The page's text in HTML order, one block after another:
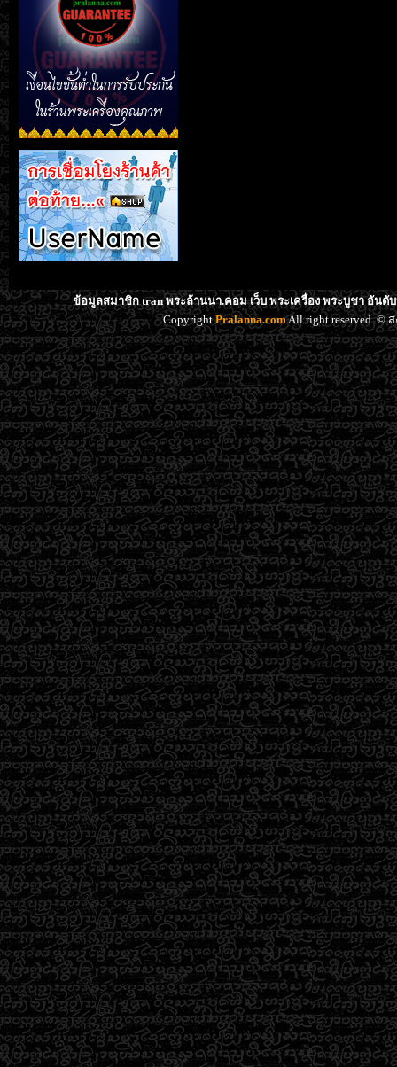
ข้อมูลสมาชิก tran พระล้านนา.คอม เว็บ พระเครื่อง พระบูชา อันดั
CopyrightPralanna.comAll right reserved. ©